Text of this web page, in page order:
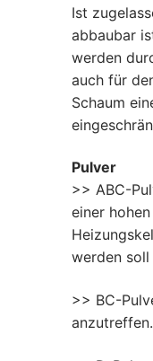
Ist
abbaubar
werden
auch für
Schaum
Pulver
>> ABC-
einer
werden soll
>> BC-
anzutreffen.